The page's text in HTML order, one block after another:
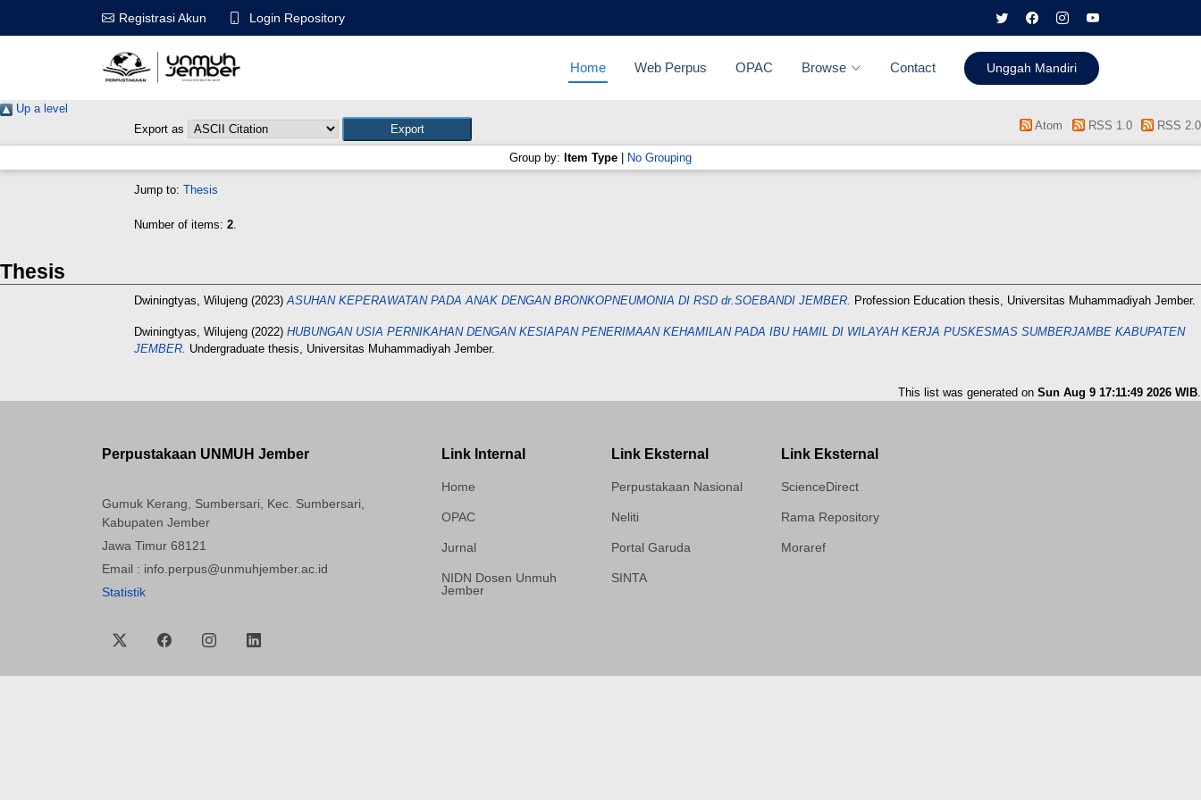
Registrasi Akun Login Repository
Home Web Perpus OPAC Browse Contact Unggah Mandiri
Up a level
Export as
Atom RSS 1.0 RSS 2.0
Group by: Item Type No Grouping
Jump to: Thesis
Number of items: 2.
Thesis
Dwiningtyas, Wilujeng (2023)ASUHAN KEPERAWATAN PADA ANAK DENGAN BRONKOPNEUMONIA DI RSD dr.SOEBANDI JEMBER. Profession Education thesis, Universitas Muhammadiyah Jember.
Dwiningtyas, Wilujeng (2022) HUBUNGAN USIA PERNIKAHAN DENGAN KESIAPAN PENERIMAAN KEHAMILAN PADA IBU HAMIL DI WILAYAH KERJA PUSKESMAS SUMBERJAMBE KABUPATEN
JEMBER. Undergraduate thesis, Universitas Muhammadiyah Jember.
This list was generated on Sun Aug 9 17:11:49 2026 WIB.
Perpustakaan UNMUH Jember
Gumuk Kerang, Sumbersari, Kec. Sumbersari,
Kabupaten Jember
Jawa Timur 68121
Email : info.perpus@unmuhjember.ac.id
Statistik
Link Internal
Home
OPAC
Jurnal
NIDN Dosen Unmuh
Jember
Link Eksternal
Perpustakaan Nasional
Neliti
Portal Garuda
SINTA
Link Eksternal
ScienceDirect
Rama Repository
Moraref